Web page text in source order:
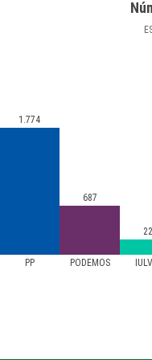
PP PODEMOS
1.774
687